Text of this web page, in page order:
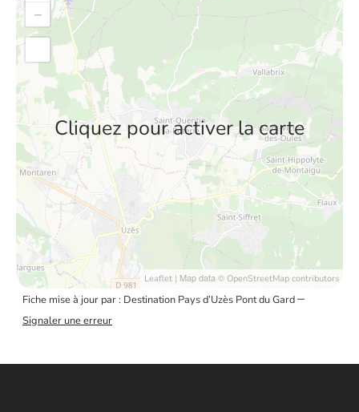
Cliquez pour activer la carte
−
Leaflet | Map data © OpenStreetMap contributors
Fiche mise à jour par : Destination Pays d’Uzès Pont du Gard–
Signaler une erreur